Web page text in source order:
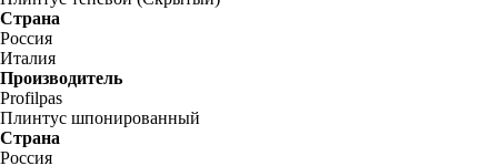
Страна
Россия
Италия
Производитель
Profilpas
Плинтус шпонированный
Страна
Россия